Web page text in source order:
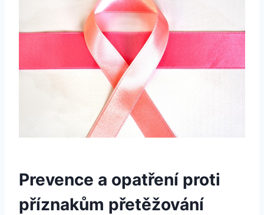
Prevence a opatření proti
příznakům přetěžování